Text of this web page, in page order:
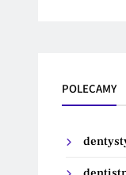
POLECAMY